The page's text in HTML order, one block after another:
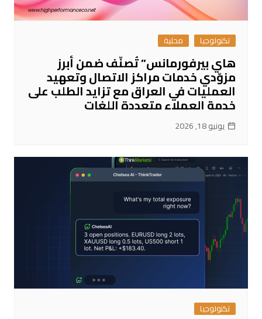
تكنولوجيا محلية
هاي بيرفورمانس” تُصنّف ضمن أبرز
مزوّدي خدمات مراكز الاتصال وتعهيد
العمليات في العراق مع تزايد الطلب على
خدمة العملاء متعددة اللغات
يونيو 18, 2026
تكنولوجيا